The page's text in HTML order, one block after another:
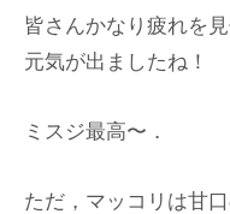
皆さんかなり疲れを
元気が出ましたね！
ミスジ最高〜．
ただ，マッコリは甘